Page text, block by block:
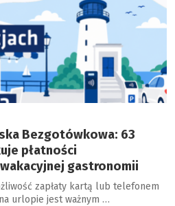
Bezgotówkowa: 63
płatności
gastronomii
zapłaty kartą lub telefonem
urlopie jest ważnym …